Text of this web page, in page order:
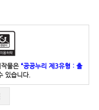
물은 “공공누리 제3유형 : 출
있습니다.